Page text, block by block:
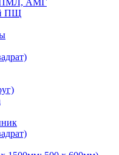
ПМЛ, АМГ
ПЩ